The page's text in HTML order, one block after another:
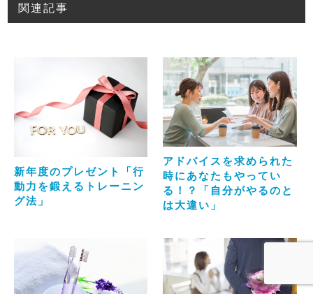
関連記事
新年度のプレゼント「行
動力を鍛えるトレーニン
グ法」
アドバイスを求められた
時にあなたもやってい
る！？「自分がやるのと
は大違い」